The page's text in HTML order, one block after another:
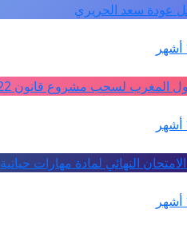
عودة سعد الحريري
المغرب لسحب مشروع قانون 16.22
النهائي لمادة مهارات حياتية